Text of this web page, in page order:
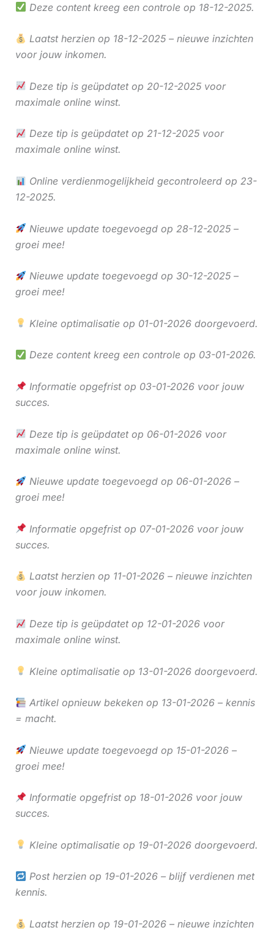
Deze content kreeg een controle op 18-12-2025.
Laatst herzien op 18-12-2025 – nieuwe inzichten
voor jouw inkomen.
Deze tip is geüpdatet op 20-12-2025 voor
maximale online winst.
Deze tip is geüpdatet op 21-12-2025 voor
maximale online winst.
Online verdienmogelijkheid gecontroleerd op 23-
12-2025.
Nieuwe update toegevoegd op 28-12-2025 –
groei mee!
Nieuwe update toegevoegd op 30-12-2025 –
groei mee!
Kleine optimalisatie op 01-01-2026 doorgevoerd.
Deze content kreeg een controle op 03-01-2026.
Informatie opgefrist op 03-01-2026 voor jouw
succes.
Deze tip is geüpdatet op 06-01-2026 voor
maximale online winst.
Nieuwe update toegevoegd op 06-01-2026 –
groei mee!
Informatie opgefrist op 07-01-2026 voor jouw
succes.
Laatst herzien op 11-01-2026 – nieuwe inzichten
voor jouw inkomen.
Deze tip is geüpdatet op 12-01-2026 voor
maximale online winst.
Kleine optimalisatie op 13-01-2026 doorgevoerd.
Artikel opnieuw bekeken op 13-01-2026 – kennis
= macht.
Nieuwe update toegevoegd op 15-01-2026 –
groei mee!
Informatie opgefrist op 18-01-2026 voor jouw
succes.
Kleine optimalisatie op 19-01-2026 doorgevoerd.
Post herzien op 19-01-2026 – blijf verdienen met
kennis.
Laatst herzien op 19-01-2026 – nieuwe inzichten